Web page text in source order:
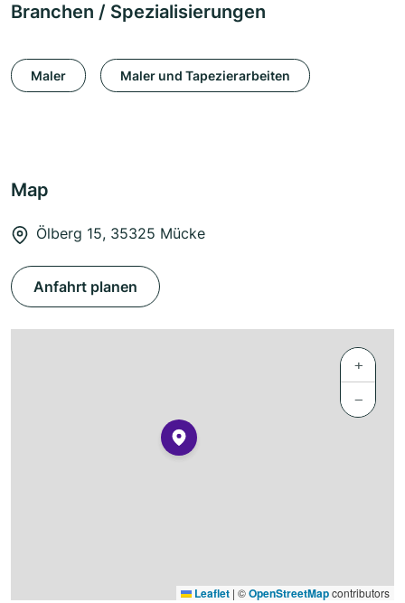
Branchen / Spezialisierungen
Maler Maler und Tapezierarbeiten
Map
Ölberg 15, 35325 Mücke
Anfahrt planen
+
−
Leaflet | ©OpenStreetMapcontributors